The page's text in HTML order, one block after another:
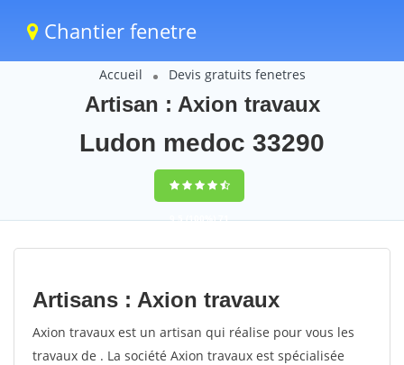
Chantier fenetre
Accueil Devis gratuits fenetres
Artisan : Axion travaux
Ludon medoc 33290
9,5(100%)71
votes
Artisans : Axion travaux
Axion travaux est un artisan qui réalise pour vous les
travaux de . La société Axion travaux est spécialisée